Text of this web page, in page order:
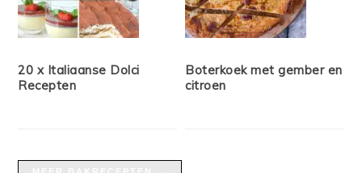
20 x Italiaanse Dolci
Recepten
Boterkoek met gember en
citroen